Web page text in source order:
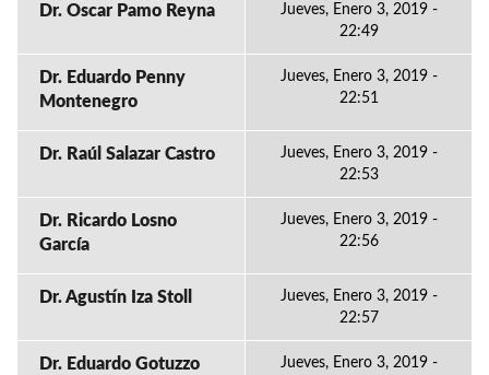
Dr. Oscar Pamo Reyna
Jueves, Enero 3, 2019 -
22:49
Dr. Eduardo Penny
Montenegro
Jueves, Enero 3, 2019 -
22:51
Dr. Raúl Salazar Castro
Jueves, Enero 3, 2019 -
22:53
Dr. Ricardo Losno
García
Jueves, Enero 3, 2019 -
22:56
Dr. Agustín Iza Stoll
Jueves, Enero 3, 2019 -
22:57
Dr. Eduardo Gotuzzo
Jueves, Enero 3, 2019 -